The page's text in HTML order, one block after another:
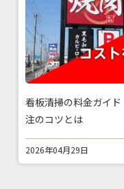
看板清掃の料金ガイ
注のコツとは
2026年04月29日